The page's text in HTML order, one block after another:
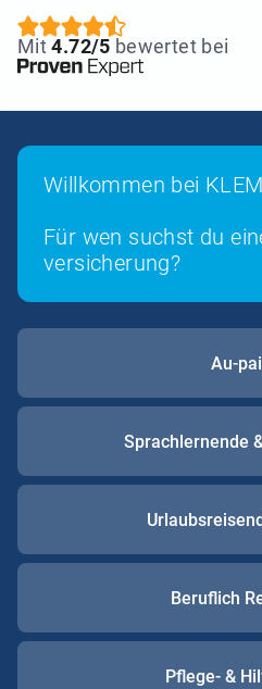
Mit4.72/5 bewertet bei
Willkommen bei
Für wen suchst du
versicherung?
Au-
Sprachlernende
Beruflich
Pflege- &